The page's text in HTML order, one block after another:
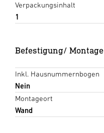
Verpackungsinhalt
1
Befestigung/ Montage
Inkl. Hausnummernbogen
Nein
Montageort
Wand